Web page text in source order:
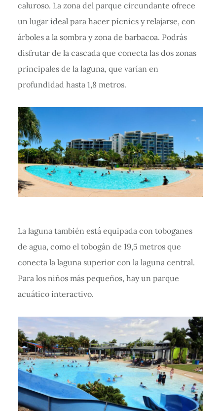
caluroso. La zona del parque circundante ofrece
un lugar ideal para hacer pícnics y relajarse, con
árboles a la sombra y zona de barbacoa. Podrás
disfrutar de la cascada que conecta las dos zonas
principales de la laguna, que varían en
profundidad hasta 1,8 metros.
La laguna también está equipada con toboganes
de agua, como el tobogán de 19,5 metros que
conecta la laguna superior con la laguna central.
Para los niños más pequeños, hay un parque
acuático interactivo.